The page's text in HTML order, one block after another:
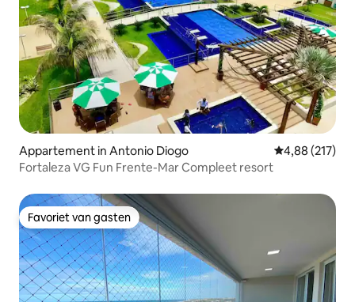
Appartement in Antonio Diogo Gemiddelde
4,88 (217)
Fortaleza VG Fun Frente-Mar Compleet resort
Favoriet van gasten
Favoriet van gasten